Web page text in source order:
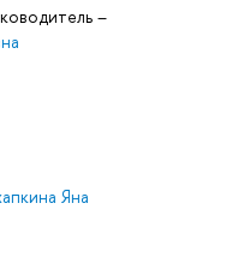
–
Яна